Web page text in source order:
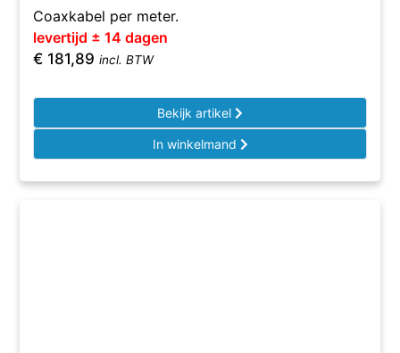
Coaxkabel per meter.
levertijd ± 14 dagen
€ 181,89 incl. BTW
Bekijk artikel
In winkelmand